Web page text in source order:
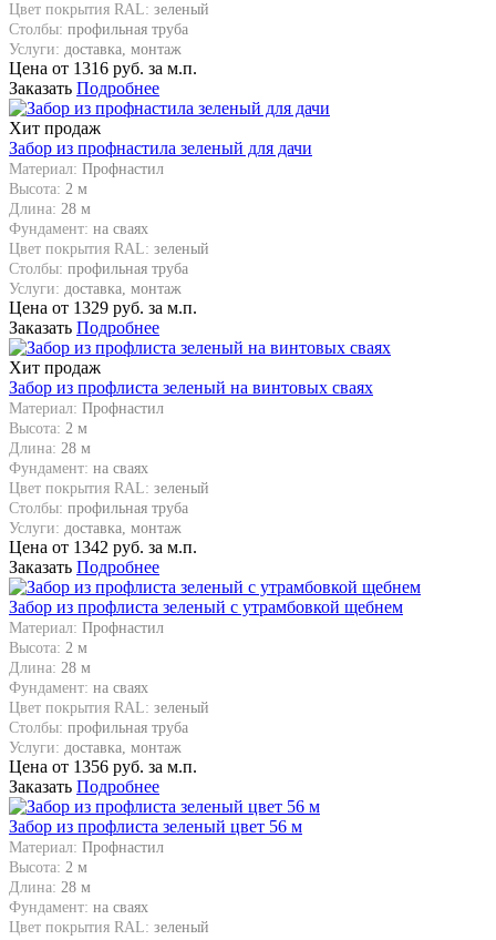
Цвет покрытия RAL: зеленый
Столбы: профильная труба
Услуги: доставка, монтаж
Цена от 1316 руб. за м.п.
Заказать Подробнее
Хит продаж
Забор из профнастила зеленый для дачи
Материал: Профнастил
Высота: 2 м
Длина: 28 м
Фундамент: на сваях
Цвет покрытия RAL: зеленый
Столбы: профильная труба
Услуги: доставка, монтаж
Цена от 1329 руб. за м.п.
Заказать Подробнее
Хит продаж
Забор из профлиста зеленый на винтовых сваях
Материал: Профнастил
Высота: 2 м
Длина: 28 м
Фундамент: на сваях
Цвет покрытия RAL: зеленый
Столбы: профильная труба
Услуги: доставка, монтаж
Цена от 1342 руб. за м.п.
Заказать Подробнее
Забор из профлиста зеленый с утрамбовкой щебнем
Материал: Профнастил
Высота: 2 м
Длина: 28 м
Фундамент: на сваях
Цвет покрытия RAL: зеленый
Столбы: профильная труба
Услуги: доставка, монтаж
Цена от 1356 руб. за м.п.
Заказать Подробнее
Забор из профлиста зеленый цвет 56 м
Материал: Профнастил
Высота: 2 м
Длина: 28 м
Фундамент: на сваях
Цвет покрытия RAL: зеленый